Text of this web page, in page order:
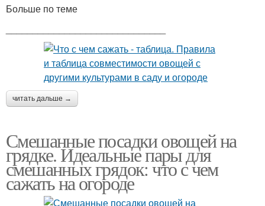
Больше по теме
читать дальше →
Смешанные посадки овощей на
грядке. Идеальные пары для
смешанных грядок: что с чем
сажать на огороде